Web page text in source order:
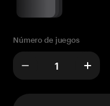
Número de juegos